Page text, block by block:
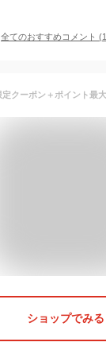
全てのおすすめコメント (1
ショップでみる